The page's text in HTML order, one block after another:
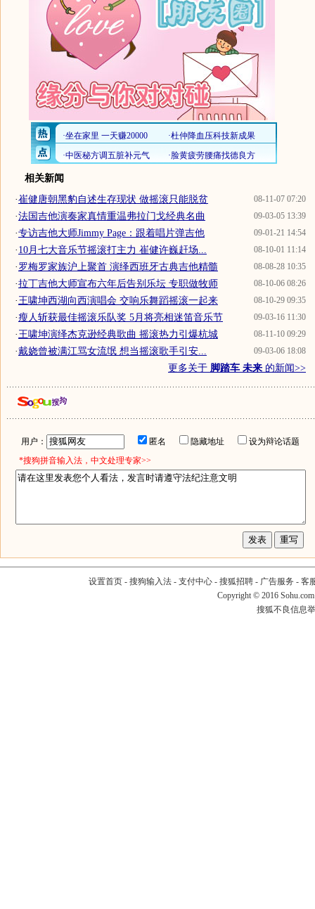
相关新闻
08-11-07 07:20
·崔健唐朝黑豹自述生存现状 做摇滚只能脱贫
09-03-05 13:39
·法国吉他演奏家真情重温弗拉门戈经典名曲
09-01-21 14:54
·专访吉他大师Jimmy Page：跟着唱片弹吉他
08-10-01 11:14
·10月七大音乐节摇滚打主力 崔健许巍赶场...
08-08-28 10:35
·罗梅罗家族沪上聚首 演绎西班牙古典吉他精髓
08-10-06 08:26
·拉丁吉他大师宣布六年后告别乐坛 专职做牧师
08-10-29 09:35
·王啸坤西湖向西演唱会 交响乐舞蹈摇滚一起来
09-03-16 11:30
·瘦人斩获最佳摇滚乐队奖 5月将亮相迷笛音乐节
08-11-10 09:29
·王啸坤演绎杰克逊经典歌曲 摇滚热力引爆杭城
09-03-06 18:08
·戴娆曾被满江骂女流氓 想当摇滚歌手引安...
更多关于 脚踏车 未来 的新闻>>
用户： 匿名 隐藏地址
设为辩论话题
*搜狗拼音输入法，中文处理专家>>
设置首页- 搜狗输入法- 支付中心- 搜狐招聘- 广告服务 - 客
Copyright © 2016
搜狐不良信息